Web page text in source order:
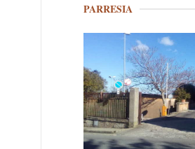
PARRESIA